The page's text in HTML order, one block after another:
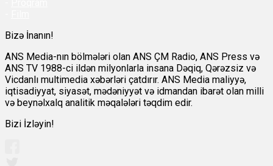
Bizə İnanın!
ANS Media-nın bölmələri olan ANS ÇM Radio, ANS Press və
ANS TV 1988-ci ildən milyonlarla insana Dəqiq, Qərəzsiz və
Vicdanlı multimedia xəbərləri çatdırır. ANS Media maliyyə,
iqtisadiyyat, siyasət, mədəniyyət və idmandan ibarət olan milli
və beynəlxalq analitik məqalələri təqdim edir.
Bizi İzləyin!